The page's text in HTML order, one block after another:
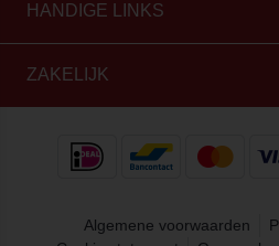
HANDIGE LINKS
ZAKELIJK
Algemene voorwaarden